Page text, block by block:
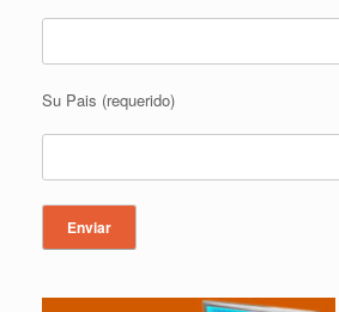
Su Pais (requerido)